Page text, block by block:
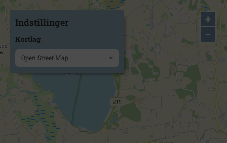
+
−
Indstillinger
Kortlag
Open Street Map